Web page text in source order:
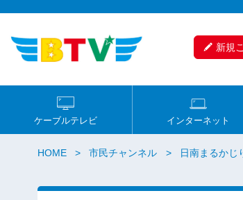
新規
ケーブルテレビ インターネット
HOME 市民チャンネル 日南まるかじ